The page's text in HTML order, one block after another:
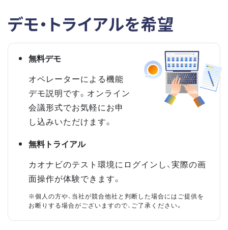
デモ・トライアルを希望
無料デモ
オペレーターによる機能
デモ説明です。オンライン
会議形式でお気軽にお申
し込みいただけます。
無料トライアル
カオナビのテスト環境にログインし、実際の画
面操作が体験できます。
※個人の方や、当社が競合他社と判断した場合にはご提供を
お断りする場合がございますので、ご了承ください。